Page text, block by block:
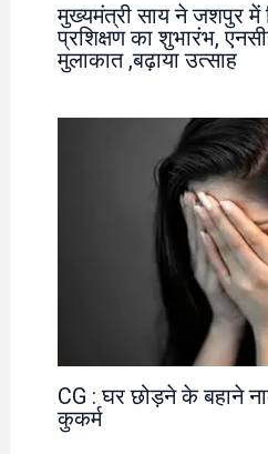
मुख्यमंत्री साय ने जशपुर में
प्रशिक्षण का शुभारंभ,
मुलाकात ,बढ़ाया उत्साह
CG : घर छोड़ने के बहाने
कुकर्म